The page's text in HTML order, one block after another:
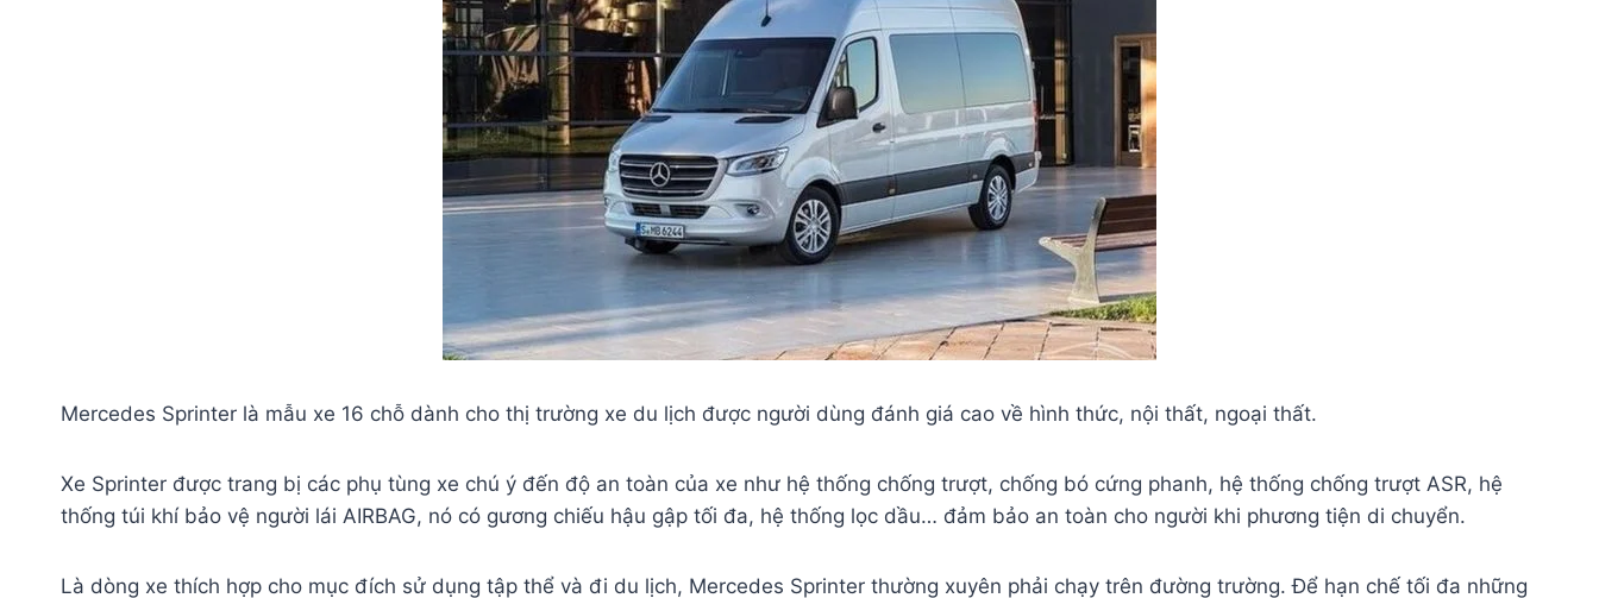
Mercedes Sprinter là mẫu xe 16 chỗ dành cho thị trường xe du lịch được người dùng đánh giá cao về hình thức, nội thất, ngoại thất.
Xe Sprinter được trang bị các phụ tùng xe chú ý đến độ an toàn của xe như hệ thống chống trượt, chống bó cứng phanh, hệ thống chống trượt ASR, hệ
thống túi khí bảo vệ người lái AIRBAG, nó có gương chiếu hậu gập tối đa, hệ thống lọc dầu… đảm bảo an toàn cho người khi phương tiện di chuyển.
Là dòng xe thích hợp cho mục đích sử dụng tập thể và đi du lịch, Mercedes Sprinter thường xuyên phải chạy trên đường trường. Để hạn chế tối đa những